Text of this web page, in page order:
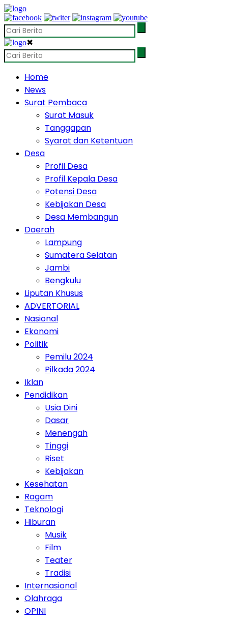
✖
Home
News
Surat Pembaca
Surat Masuk
Tanggapan
Syarat dan Ketentuan
Desa
Profil Desa
Profil Kepala Desa
Potensi Desa
Kebijakan Desa
Desa Membangun
Daerah
Lampung
Sumatera Selatan
Jambi
Bengkulu
Liputan Khusus
ADVERTORIAL
Nasional
Ekonomi
Politik
Pemilu 2024
Pilkada 2024
Iklan
Pendidikan
Usia Dini
Dasar
Menengah
Tinggi
Riset
Kebijakan
Kesehatan
Ragam
Teknologi
Hiburan
Musik
Film
Teater
Tradisi
Internasional
Olahraga
OPINI